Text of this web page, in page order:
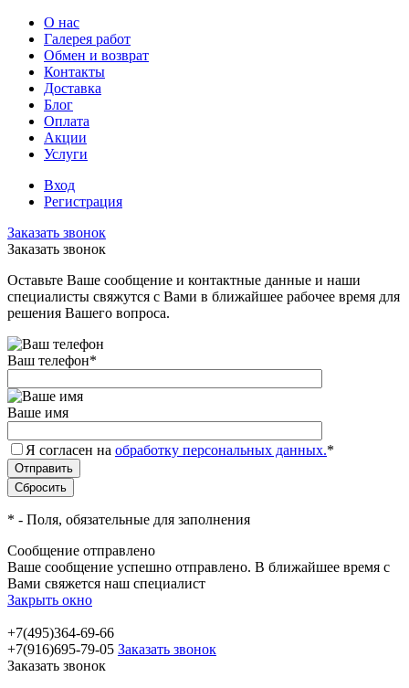
О нас
Галерея работ
Обмен и возврат
Контакты
Доставка
Блог
Оплата
Акции
Услуги
Вход
Регистрация
Заказать звонок
Заказать звонок
Оставьте Ваше сообщение и контактные данные и наши
специалисты свяжутся с Вами в ближайшее рабочее время для
решения Вашего вопроса.
Ваш телефон*
Ваше имя
Я согласен на обработку персональных данных.*
* - Поля, обязательные для заполнения
Сообщение отправлено
Ваше сообщение успешно отправлено. В ближайшее время с
Вами свяжется наш специалист
Закрыть окно
+7(495)364-69-66
+7(916)695-79-05 Заказать звонок
Заказать звонок